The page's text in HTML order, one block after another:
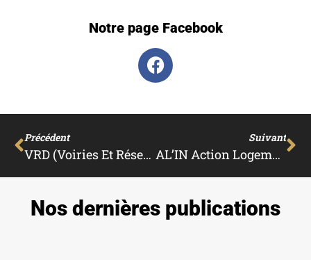
Notre page Facebook
Précédent
VRD (Voiries Et Réseaux Divers) Pour Maison Individuelle
Suivant
AL’IN Action Logement : Tout Ce Qu’il Faut Savoir
Nos dernières publications